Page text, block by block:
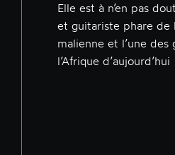
Elle est à n’en pas
et guitariste phare de
malienne et l’une des
l’Afrique d’aujourd’hui